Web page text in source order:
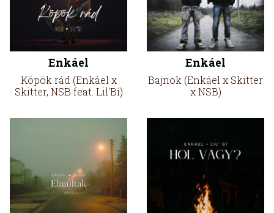
Enkáel
Köpök rád (Enkáel x
Skitter, NSB feat. Lil'Bí)
Enkáel
Bajnok (Enkáel x Skitter
x NSB)